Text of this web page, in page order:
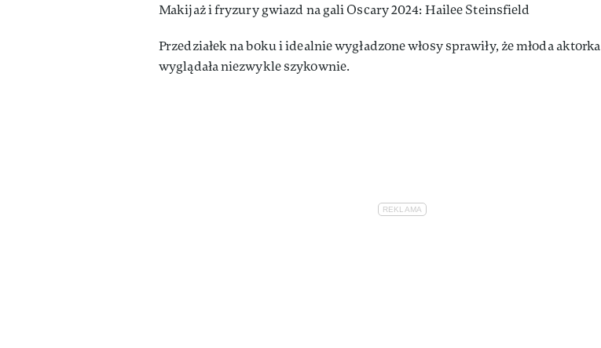
Makijaż i fryzury gwiazd na gali Oscary 2024: Hailee Steinsfield
Przedziałek na boku i idealnie wygładzone włosy sprawiły, że młoda aktorka
wyglądała niezwykle szykownie.